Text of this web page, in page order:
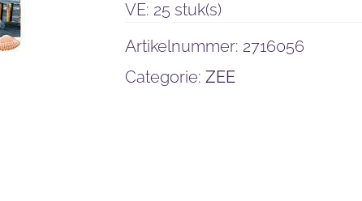
VE: 25 stuk(s)
Artikelnummer: 2716056
Categorie: ZEE